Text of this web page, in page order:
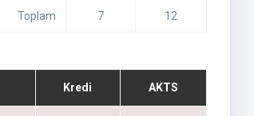
Toplam 7 12
Kredi AKTS